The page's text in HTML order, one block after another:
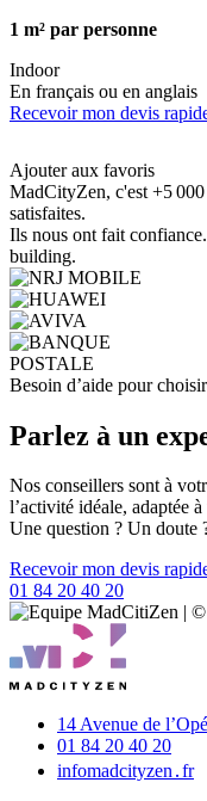
1 m² par personne
Indoor
En français ou en anglais
Recevoir mon devis
Ajouter aux favoris
MadCityZen, c'est +5 000
satisfaites.
Ils nous ont fait
building.
Besoin d’aide pour
Parlez à un
Nos conseillers sont à
l’activité idéale, adaptée
Une question ? Un doute
Recevoir mon devis
01 84 20 40 20
14 Avenue de
01 84 20 40 20
infomadcityzen․fr